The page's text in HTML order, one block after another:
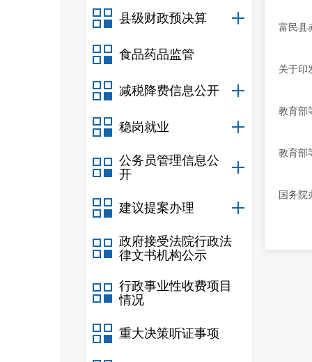
县级财政预决算
食品药品监管
减税降费信息公开
稳岗就业
公务员管理信息公
开
建议提案办理
政府接受法院行政法
律文书机构公示
行政事业性收费项目
情况
重大决策听证事项
富民县
关于印
教育部
教育部
国务院